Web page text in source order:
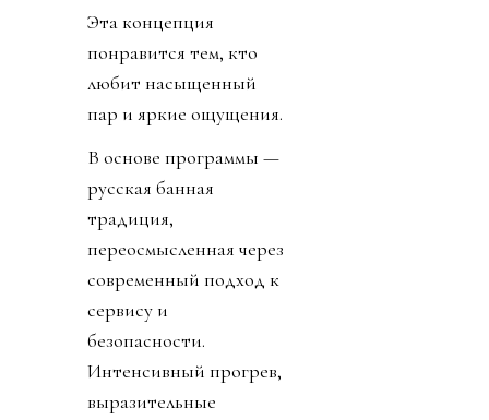
Эта концепция
понравится тем, кто
любит насыщенный
пар и яркие ощущения.
В основе программы —
русская банная
традиция,
переосмысленная через
современный подход к
сервису и
безопасности.
Интенсивный прогрев,
выразительные